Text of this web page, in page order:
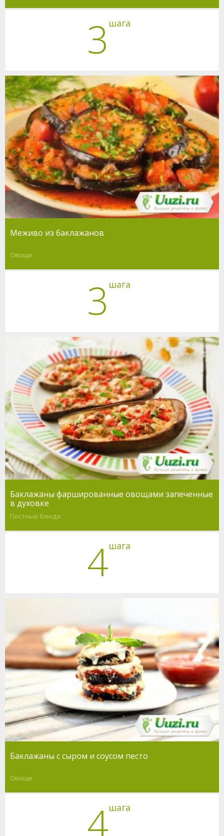
3 шага
Меживо из баклажанов
Овощи
3 шага
Баклажаны фаршированные овощами запеченные
в духовке
Постные блюда
4шага
Баклажаны с сыром и соусом песто
Овощи
4шага